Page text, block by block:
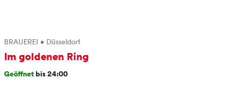
BRAUEREI • Düsseldorf
Im goldenen Ring
Geöffnet bis 24:00